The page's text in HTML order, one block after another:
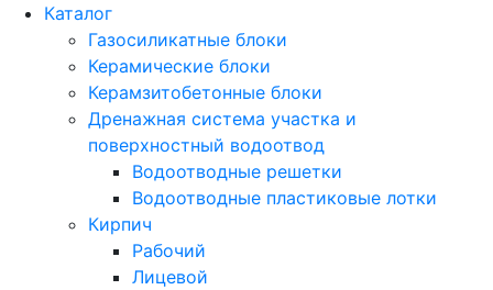
Каталог
Газосиликатные блоки
Керамические блоки
Керамзитобетонные блоки
Дренажная система участка и
поверхностный водоотвод
Водоотводные решетки
Водоотводные пластиковые лотки
Кирпич
Рабочий
Лицевой